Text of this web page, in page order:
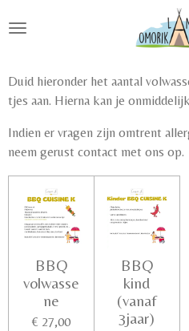
direct
de
hoofdinhoud
Duid hieronder het aantal
tjes aan. Hierna kan je
Indien er vragen zijn omtrent
neem gerust contact met ons op.
BBQ
volwasse
ne
€ 27,00
BBQ
kind
(vanaf
3jaar)